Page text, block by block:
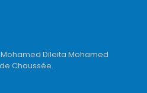
Dileita Mohamed
Chaussée.